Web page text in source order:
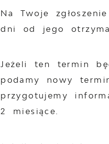
Na Twoje
dni od jego
Jeżeli ten termin
podamy nowy
przygotujemy
2 miesiące.